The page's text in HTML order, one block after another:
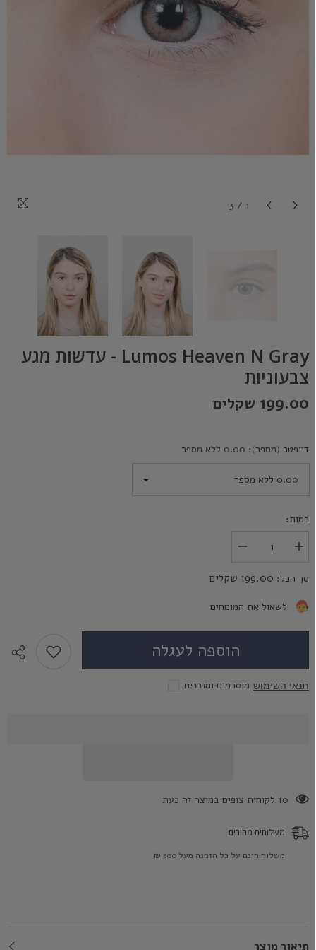
1
/
3
Lumos Heaven N Gray - עדשות מגע
צבעוניות
199.00 שקלים
דיופטר (מספר): 0.00 ללא מספר
כמות:
הכמות
עבור
Heaven
עדשות
מגע
צבעוניות
הגדל
עבור
Heaven
N
צבעוניות
סך הכל: 199.00 שקלים
לשאול את המומחים
הוספה לעגלה
מוסכמים ומובנים תנאי השימוש
193 לקוחות צופים במוצר זה כעת
משלוחים מהירים
משלוח חינם על כל הזמנה מעל 500 ₪
תיאור מוצר